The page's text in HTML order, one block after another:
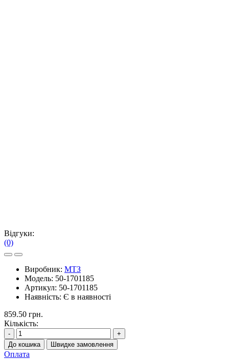
Відгуки:
(0)
Виробник: МТЗ
Модель: 50-1701185
Артикул: 50-1701185
Наявність: Є в наявності
859.50 грн.
Кількість:
-
+
До кошика
Швидке замовлення
Оплата